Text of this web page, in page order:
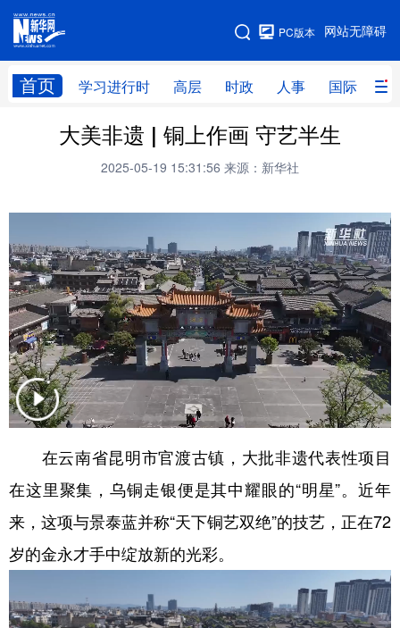
网站无障碍
PC版本
首页 学习进行时 高层 时政 人事 国际 财
网站地图
学习进行时 高层 时政 人事
财经 网评
科技 科创 量子 体育
文化 书画 健康 军事
访谈 视频 图片 政务
法律 中央文件 金融 汽车
食品 人居 信息化 数字经济
公益 一带一路
大美非遗 | 铜上作画 守艺半生
2025-05-19 15:31:56 来源：新华社
在云南省昆明市官渡古镇，大批非遗代表性项目
在这里聚集，乌铜走银便是其中耀眼的“明星”。近年
来，这项与景泰蓝并称“天下铜艺双绝”的技艺，正在72
岁的金永才手中绽放新的光彩。